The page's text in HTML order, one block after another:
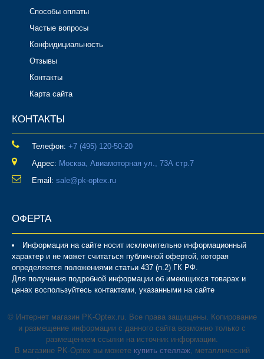
Способы оплаты
Частые вопросы
Конфидициальность
Отзывы
Контакты
Карта сайта
КОНТАКТЫ
Телефон: ‎+7 (495) 120-50-20
Адрес: Москва, Авиамоторная ул., 73А стр.7
Email: sale@pk-optex.ru
ОФЕРТА
Информация на сайте носит исключительно информационный
характер и не может считаться публичной офертой, которая
определяется положениями статьи 437 (п.2) ГК РФ.
Для получения подробной информации об имеющихся товарах и
ценах воспользуйтесь контактами, указанными на сайте
© Интернет магазин PK-Optex.ru. Все права защищены. Копирование
и размещение информации с данного сайта возможно только с
размещением ссылки на источник информации.
В магазине PK-Optex вы можете купить стеллаж, металлический